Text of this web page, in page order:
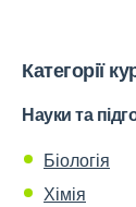
Категорії
Науки та
Біологія
Хімія